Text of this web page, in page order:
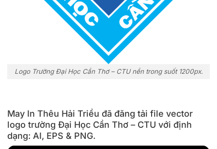
Logo Trường Đại Học Cần Thơ – CTU nền trong suốt 1200px.
May In Thêu Hải Triều đã đăng tải file vector
logo trường Đại Học Cần Thơ – CTU với định
dạng: AI, EPS & PNG.